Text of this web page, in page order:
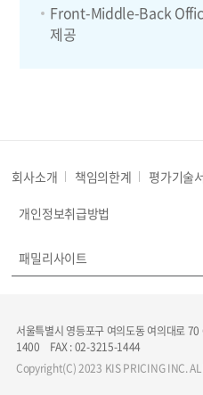
Front-Middle-Back
제공
회사소개 책임의한계 평가기술서
개인정보취급방법
패밀리사이트
서울특별시 영등포구 여의도동 여의대로
1400 FAX : 02-3215-1444
Copyright(C) 2023 KIS PRICING INC.